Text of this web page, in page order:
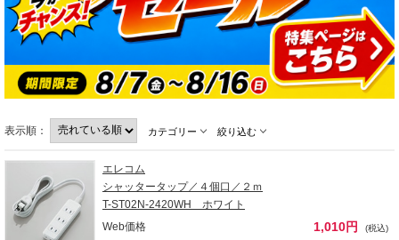
表示順： カテゴリー 絞り込む
エレコム
シャッタータップ／４個口／２ｍ
T-ST02N-2420WH ホワイト
Web価格
1,010円 (税込)